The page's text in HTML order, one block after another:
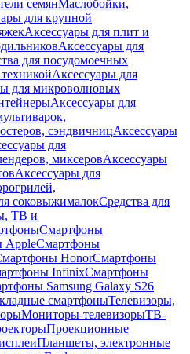
семянМаслобойки,
для крупной
Аксессуары для плит и
Аксессуары для
для посудомоечных
Аксессуары для
для микроволновых
Аксессуары для
сэндвичницАксессуары
для
миксеровАксессуары
Аксессуары для
соковыжималокСредства для
ТВ и
Смартфоны
AppleСмартфоны
HonorСмартфоны
InfinixСмартфоны
Samsung Galaxy S26
смартфоныТелевизоры,
Мониторы-телевизорыТВ-
Проекционные
Планшеты, электронные